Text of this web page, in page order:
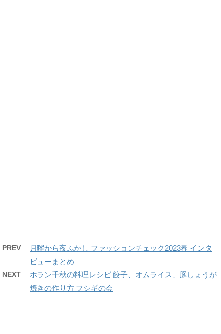
PREV
月曜から夜ふかし ファッションチェック2023春 インタ
ビューまとめ
NEXT
ホラン千秋の料理レシピ 餃子、オムライス、豚しょうが
焼きの作り方 フシギの会